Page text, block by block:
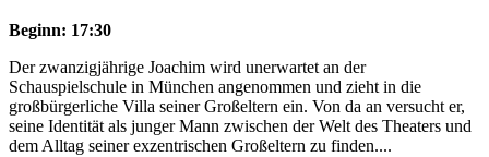
Beginn: 17:30
Der zwanzigjährige Joachim wird unerwartet an der
Schauspielschule in München angenommen und zieht in die
großbürgerliche Villa seiner Großeltern ein. Von da an versucht er,
seine Identität als junger Mann zwischen der Welt des Theaters und
dem Alltag seiner exzentrischen Großeltern zu finden....